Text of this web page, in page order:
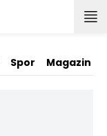
Spor Magazin